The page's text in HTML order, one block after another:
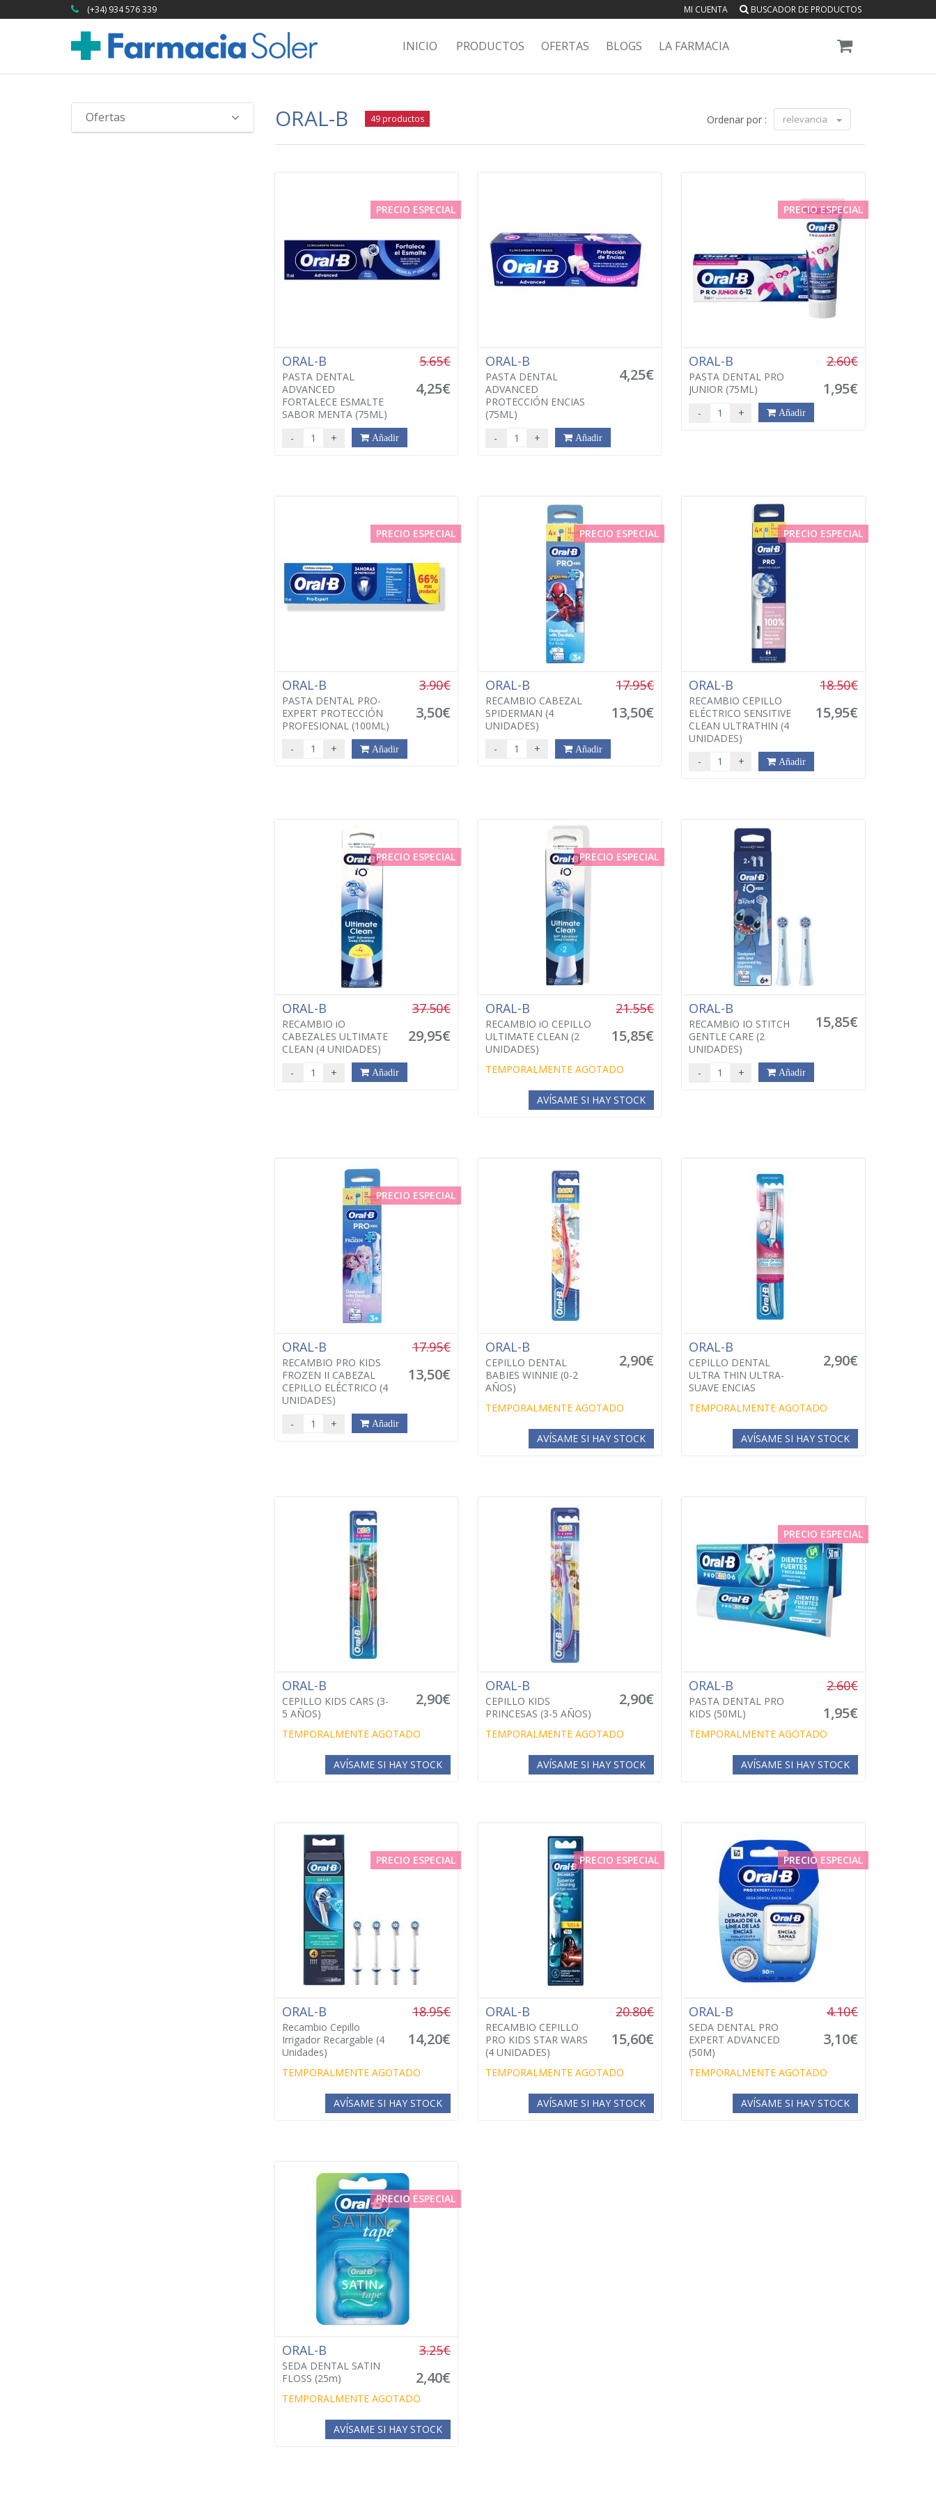
(+34) 934 576 339 MI CUENTA BUSCADOR DE PRODUCTOS
INICIO PRODUCTOS OFERTAS BLOGS LA FARMACIA
Ofertas ORAL-B 49 productos Ordenar por : relevancia
PRECIO ESPECIAL
ORAL-B
PASTA DENTAL
ADVANCED
FORTALECE ESMALTE
SABOR MENTA (75ML)
5.65€
4,25€
- + Añadir
ORAL-B
PASTA DENTAL
ADVANCED
PROTECCIÓN ENCIAS
(75ML)
4,25€
- + Añadir
PRECIO ESPECIAL
ORAL-B
PASTA DENTAL PRO
JUNIOR (75ML)
2.60€
1,95€
- + Añadir
PRECIO ESPECIAL
ORAL-B
PASTA DENTAL PRO-
EXPERT PROTECCIÓN
PROFESIONAL (100ML)
3.90€
3,50€
- + Añadir
PRECIO ESPECIAL
ORAL-B
RECAMBIO CABEZAL
SPIDERMAN (4
UNIDADES)
17.95€
13,50€
- + Añadir
PRECIO ESPECIAL
ORAL-B
RECAMBIO CEPILLO
ELÉCTRICO SENSITIVE
CLEAN ULTRATHIN (4
UNIDADES)
18.50€
15,95€
- + Añadir
PRECIO ESPECIAL
ORAL-B
RECAMBIO iO
CABEZALES ULTIMATE
CLEAN (4 UNIDADES)
37.50€
29,95€
- + Añadir
PRECIO ESPECIAL
ORAL-B
RECAMBIO iO CEPILLO
ULTIMATE CLEAN (2
UNIDADES)
21.55€
15,85€
TEMPORALMENTE AGOTADO
AVÍSAME SI HAY STOCK
ORAL-B
RECAMBIO IO STITCH
GENTLE CARE (2
UNIDADES)
15,85€
- + Añadir
PRECIO ESPECIAL
ORAL-B
RECAMBIO PRO KIDS
FROZEN II CABEZAL
CEPILLO ELÉCTRICO (4
UNIDADES)
17.95€
13,50€
- + Añadir
ORAL-B
CEPILLO DENTAL
BABIES WINNIE (0-2
AÑOS)
2,90€
TEMPORALMENTE AGOTADO
AVÍSAME SI HAY STOCK
ORAL-B
CEPILLO DENTAL
ULTRA THIN ULTRA-
SUAVE ENCIAS
2,90€
TEMPORALMENTE AGOTADO
AVÍSAME SI HAY STOCK
ORAL-B
CEPILLO KIDS CARS (3-
5 AÑOS)
2,90€
TEMPORALMENTE AGOTADO
AVÍSAME SI HAY STOCK
ORAL-B
CEPILLO KIDS
PRINCESAS (3-5 AÑOS)
2,90€
TEMPORALMENTE AGOTADO
AVÍSAME SI HAY STOCK
PRECIO ESPECIAL
ORAL-B
PASTA DENTAL PRO
KIDS (50ML)
2.60€
1,95€
TEMPORALMENTE AGOTADO
AVÍSAME SI HAY STOCK
PRECIO ESPECIAL
ORAL-B
Recambio Cepillo
Irrigador Recargable (4
Unidades)
18.95€
14,20€
TEMPORALMENTE AGOTADO
AVÍSAME SI HAY STOCK
PRECIO ESPECIAL
ORAL-B
RECAMBIO CEPILLO
PRO KIDS STAR WARS
(4 UNIDADES)
20.80€
15,60€
TEMPORALMENTE AGOTADO
AVÍSAME SI HAY STOCK
PRECIO ESPECIAL
ORAL-B
SEDA DENTAL PRO
EXPERT ADVANCED
(50M)
4.10€
3,10€
TEMPORALMENTE AGOTADO
AVÍSAME SI HAY STOCK
PRECIO ESPECIAL
ORAL-B
SEDA DENTAL SATIN
FLOSS (25m)
3.25€
2,40€
TEMPORALMENTE AGOTADO
AVÍSAME SI HAY STOCK